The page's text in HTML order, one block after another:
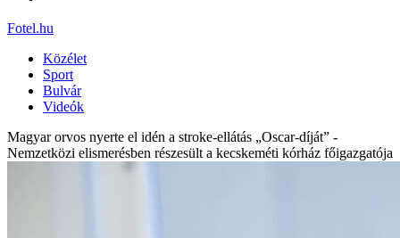
Fotel.hu
Közélet
Sport
Bulvár
Videók
Magyar orvos nyerte el idén a stroke-ellátás „Oscar-díját” -
Nemzetközi elismerésben részesült a kecskeméti kórház főigazgatója